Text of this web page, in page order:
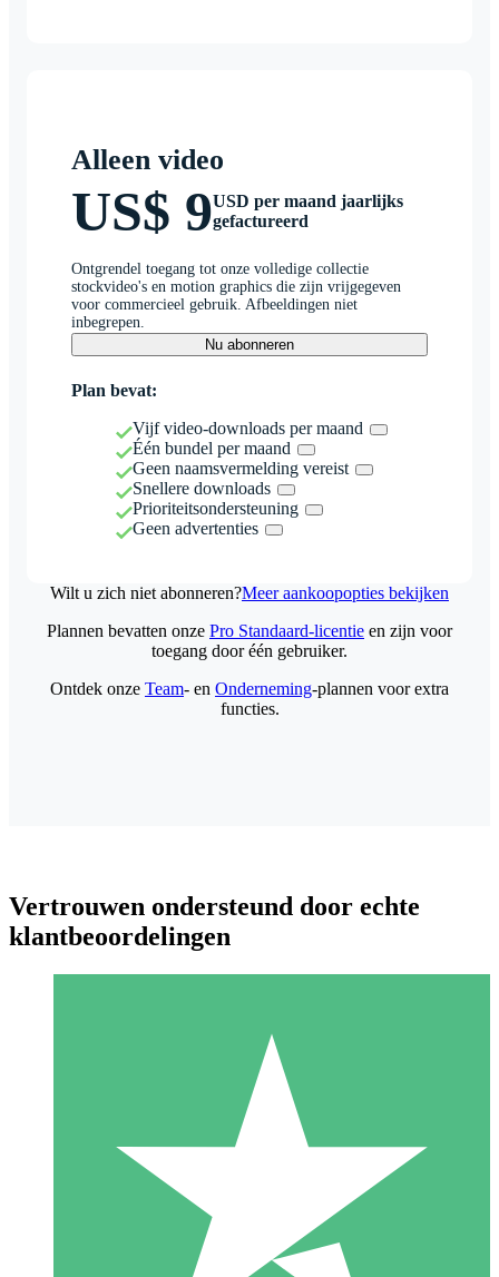
Alleen video
US$ 9USD per maand jaarlijks
gefactureerd
Ontgrendel toegang tot onze volledige collectie
stockvideo's en motion graphics die zijn vrijgegeven
voor commercieel gebruik. Afbeeldingen niet
inbegrepen.
Nu abonneren
Plan bevat:
Vijf video-downloads per maand
Één bundel per maand
Geen naamsvermelding vereist
Snellere downloads
Prioriteitsondersteuning
Geen advertenties
Wilt u zich niet abonneren?Meer aankoopopties bekijken
Individuele Creditpakketten
Betaal per gebruik met downloadtegoeden. Geen maandelijkse
1000
Plannen bevatten onze Pro Standaard-licentie en zijn voor
toegang door één gebruiker.
Ontdek onze Team- en Onderneming-plannen voor extra
functies.
Vertrouwen ondersteund door echte
klantbeoordelingen